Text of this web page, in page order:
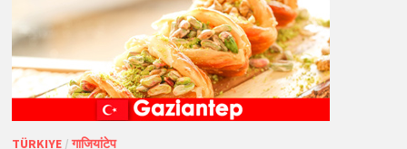
TÜRKIYE/गाजियांटेप